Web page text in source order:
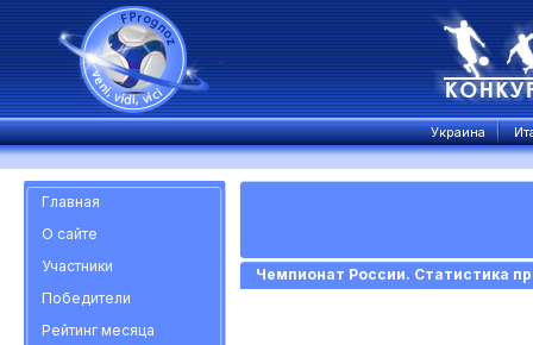
Украина
Главная
О сайте
Участники
Победители
Рейтинг месяца
Чемпионат России. Статистика